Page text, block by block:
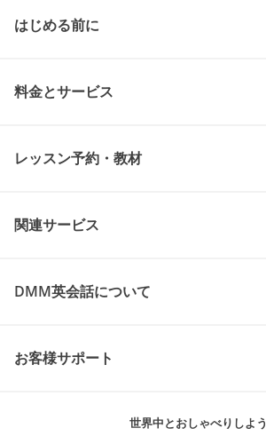
はじめる前に
料金とサービス
レッスン予約・教材
関連サービス
DMM英会話について
お客様サポート
世界中とおしゃべりしよう